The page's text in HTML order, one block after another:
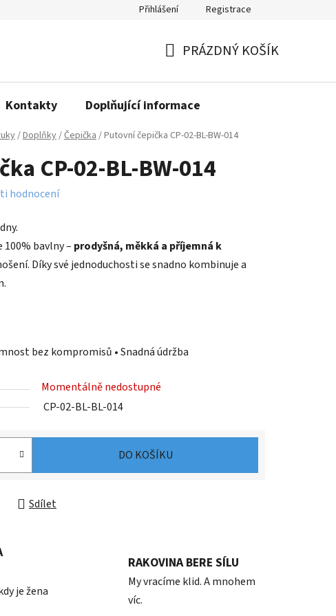
Přihlášení Registrace
KOŠÍK
PRÁZDNÝ KOŠÍK
Kontakty Doplňující informace
/Doplňky/Čepička/Putovní čepička CP-02-BL-BW-014
CP-02-BL-BW-014
hodnocení
bavlny – prodyšná, měkká a příjemná k
Díky své jednoduchosti se snadno kombinuje a
bez kompromisů • Snadná údržba
Momentálně nedostupné
CP-02-BL-BL-014
DO KOŠÍKU
Sdílet
je žena
RAKOVINA BERE SÍLU
My vracíme klid. A mnohem
víc.